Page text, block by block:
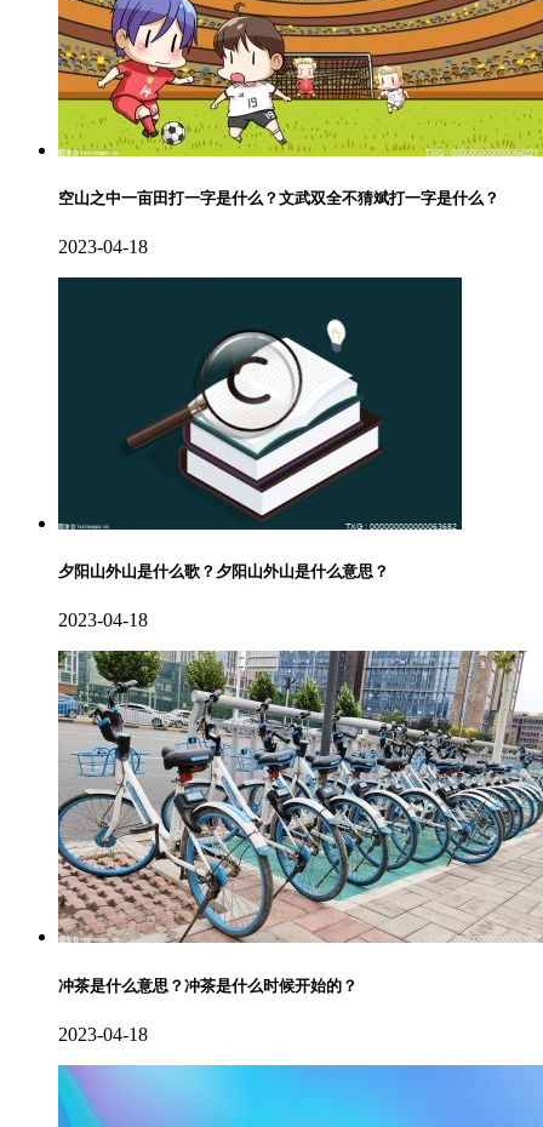
空山之中一亩田打一字是什么？文武双全不猜斌打一字是什么？
2023-04-18
夕阳山外山是什么歌？夕阳山外山是什么意思？
2023-04-18
冲茶是什么意思？冲茶是什么时候开始的？
2023-04-18